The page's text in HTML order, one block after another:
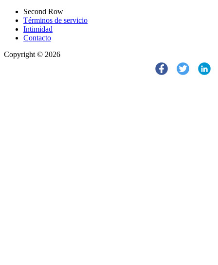
Second Row
Términos de servicio
Intimidad
Contacto
Copyright © 2026